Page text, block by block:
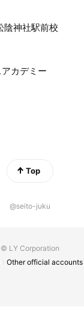
陰神社駅前校
カデミー
Top
@seito-juku
© LY Corporation
Other official accounts